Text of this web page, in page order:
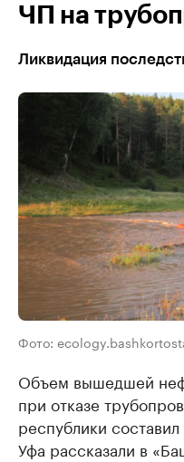
ЧП на
Ликвидация
Фото:
Объем вышедшей
при отказе
республики
Уфа рассказали в